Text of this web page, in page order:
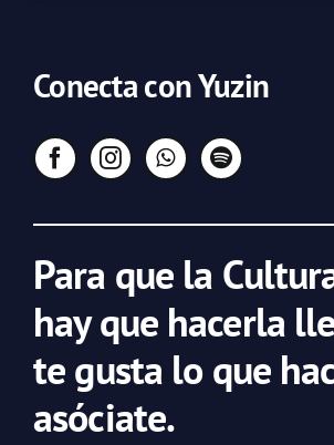
Conecta con Yuzin
Para que la
hay que hacerla
te gusta lo que
asóciate.